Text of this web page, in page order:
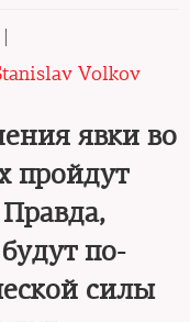
Volkov
явки во
пройдут
по-
силы